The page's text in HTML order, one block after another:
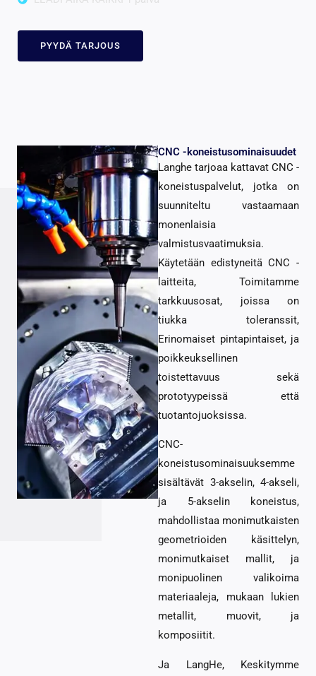
PYYDÄ TARJOUS
CNC -koneistusominaisuudet
Langhe tarjoaa kattavat CNC -
koneistuspalvelut, jotka on
suunniteltu vastaamaan
monenlaisia ​​
valmistusvaatimuksia.
Käytetään edistyneitä CNC -
laitteita, Toimitamme
tarkkuusosat, joissa on
tiukka toleranssit,
Erinomaiset pintapintaiset, ja
poikkeuksellinen
toistettavuus sekä
prototyypeissä että
tuotantojuoksissa.
CNC-
koneistusominaisuuksemme
sisältävät 3-akselin, 4-akseli,
ja 5-akselin koneistus,
mahdollistaa monimutkaisten
geometrioiden käsittelyn,
monimutkaiset mallit, ja
monipuolinen valikoima
materiaaleja, mukaan lukien
metallit, muovit, ja
komposiitit.
Ja LangHe, Keskitymme